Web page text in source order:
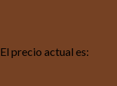
El precio actual es: